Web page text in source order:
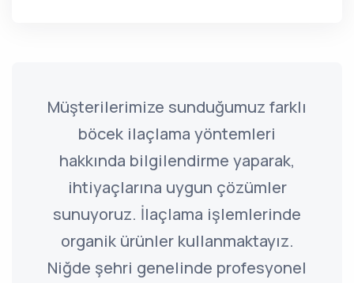
Müşterilerimize sunduğumuz farklı
böcek ilaçlama yöntemleri
hakkında bilgilendirme yaparak,
ihtiyaçlarına uygun çözümler
sunuyoruz. İlaçlama işlemlerinde
organik ürünler kullanmaktayız.
Niğde şehri genelinde profesyonel